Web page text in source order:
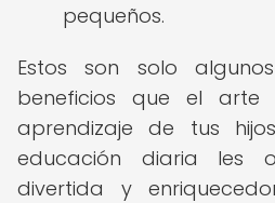
pequeños.
Estos son solo
beneficios que el
aprendizaje de tus
educación diaria les
divertida y